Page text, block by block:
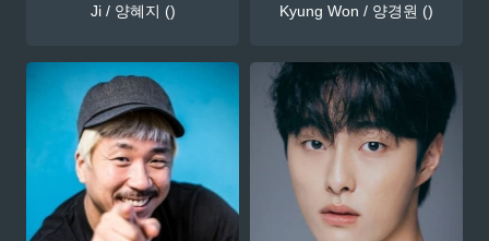
Ji / 양혜지 ()
Kyung Won / 양경원 ()